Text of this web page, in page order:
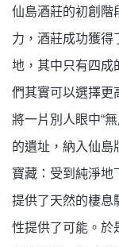
仙島酒莊的初創階
力，酒莊成功獲得
地，其中只有四成
們其實可以選擇更
將一片別人眼中“無
的遺址，納入仙島
寶藏：受到純淨地
提供了天然的棲息
性提供了可能。於